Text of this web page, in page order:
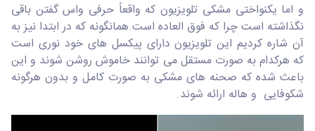
و اما یکنواختی مشکی تلویزیون که واقعاً حرفی واس گفتن باقی
نگذاشته است چرا که فوق العاده است.همانگونه که در ابتدا نیز به
آن شاره کردیم این تلویزیون دارای پیکسل های خود نوری است
که هرکدام به صورت مستقل می توانند خاموش روشن شوند و این
باعث شده که صحنه های مشکی به صورت کامل و بدون هرگونه
شکوفایی و هاله ارائه شوند.